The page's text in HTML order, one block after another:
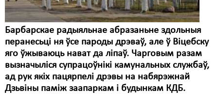
Барбарскае радыяльнае абразаньне здольныя
перанесьці ня ўсе пароды дрэваў, але ў Віцебску
яго ўжываюць нават да ліпаў. Чарговым разам
вызначыліся супрацоўнікі камунальных службаў,
ад рук якіх пацярпелі дрэвы на набярэжнай
Дзьвіны паміж заапаркам і будынкам КДБ.